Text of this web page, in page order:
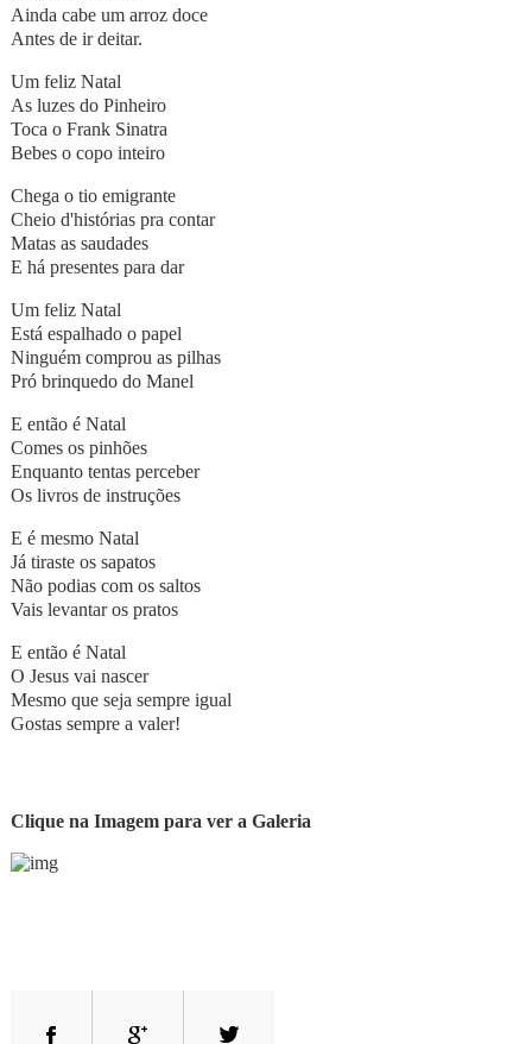
Ainda cabe um arroz doce
Antes de ir deitar.
Um feliz Natal
As luzes do Pinheiro
Toca o Frank Sinatra
Bebes o copo inteiro
Chega o tio emigrante
Cheio d'histórias pra contar
Matas as saudades
E há presentes para dar
Um feliz Natal
Está espalhado o papel
Ninguém comprou as pilhas
Pró brinquedo do Manel
E então é Natal
Comes os pinhões
Enquanto tentas perceber
Os livros de instruções
E é mesmo Natal
Já tiraste os sapatos
Não podias com os saltos
Vais levantar os pratos
E então é Natal
O Jesus vai nascer
Mesmo que seja sempre igual
Gostas sempre a valer!
Clique na Imagem para ver a Galeria